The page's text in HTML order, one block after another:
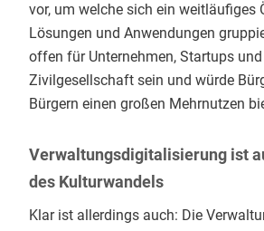
vor, um welche sich ein weitläufiges
Lösungen und Anwendungen
offen für Unternehmen, Startups
Zivilgesellschaft sein und würde
Bürgern einen großen Mehrnutzen
Verwaltungsdigitalisierung ist
des Kulturwandels
Klar ist allerdings auch: Die